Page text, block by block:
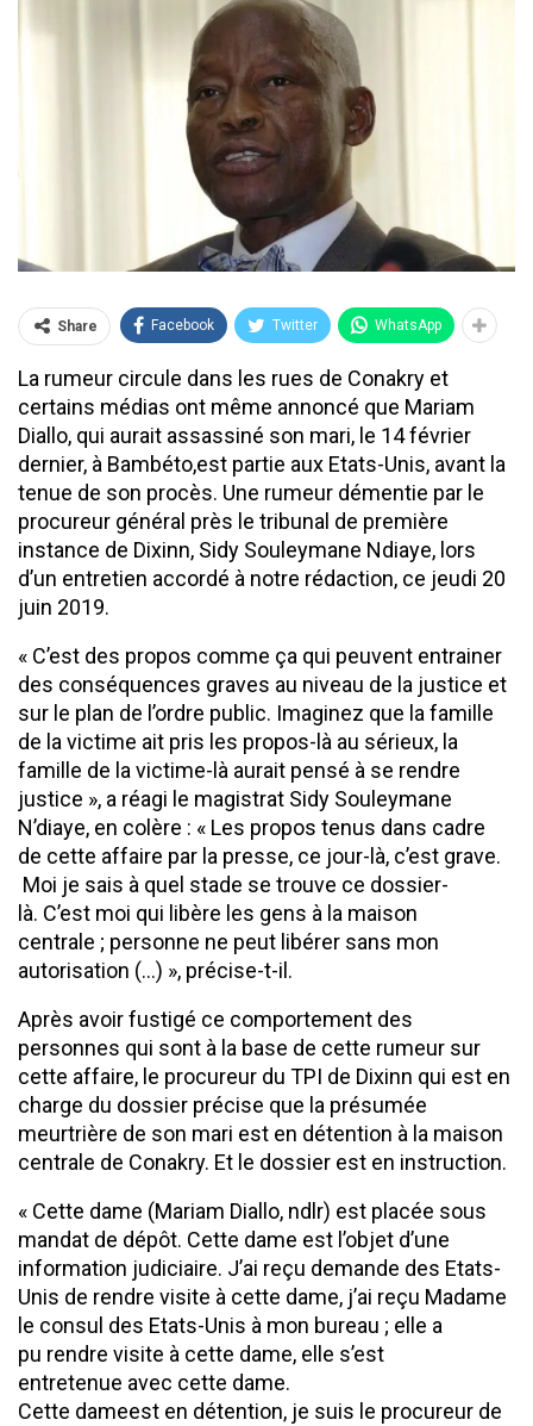
Share Facebook Twitter WhatsApp
La rumeur circule dans les rues de Conakry et
certains médias ont même annoncé que Mariam
Diallo, qui aurait assassiné son mari, le 14 février
dernier, à Bambéto,est partie aux Etats-Unis, avant la
tenue de son procès. Une rumeur démentie par le
procureur général près le tribunal de première
instance de Dixinn, Sidy Souleymane Ndiaye, lors
d’un entretien accordé à notre rédaction, ce jeudi 20
juin 2019.
« C’est des propos comme ça qui peuvent entrainer
des conséquences graves au niveau de la justice et
sur le plan de l’ordre public. Imaginez que la famille
de la victime ait pris les propos-là au sérieux, la
famille de la victime-là aurait pensé à se rendre
justice », a réagi le magistrat Sidy Souleymane
N’diaye, en colère : « Les propos tenus dans cadre
de cette affaire par la presse, ce jour-là, c’est grave.
Moi je sais à quel stade se trouve ce dossier-
là. C’est moi qui libère les gens à la maison
centrale ; personne ne peut libérer sans mon
autorisation (…) », précise-t-il.
Après avoir fustigé ce comportement des
personnes qui sont à la base de cette rumeur sur
cette affaire, le procureur du TPI de Dixinn qui est en
charge du dossier précise que la présumée
meurtrière de son mari est en détention à la maison
centrale de Conakry. Et le dossier est en instruction.
« Cette dame (Mariam Diallo, ndlr) est placée sous
mandat de dépôt. Cette dame est l’objet d’une
information judiciaire. J’ai reçu demande des Etats-
Unis de rendre visite à cette dame, j’ai reçu Madame
le consul des Etats-Unis à mon bureau ; elle a
pu rendre visite à cette dame, elle s’est
entretenue avec cette dame.
Cette dameest en détention, je suis le procureur de